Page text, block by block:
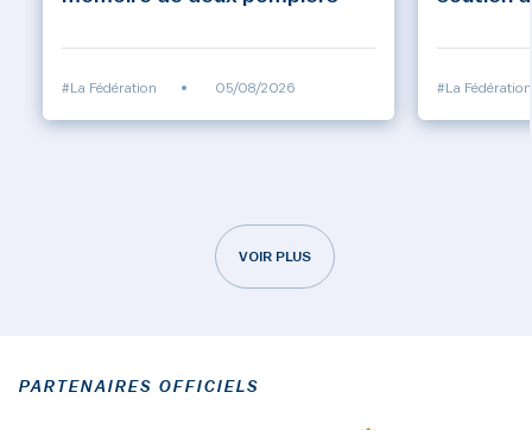
#La Fédération • 05/08/2026 #La Fédération
VOIR PLUS
PARTENAIRES OFFICIELS